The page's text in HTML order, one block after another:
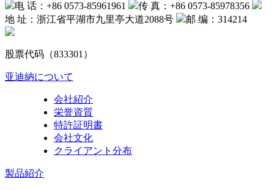
电 话：+86 0573-85961961
传 真：+86 0573-85978356
地 址：浙江省平湖市九里亭大道2088号
邮 编：314214
股票代码（833301）
亚迪納について
会社紹介
栄誉資質
特許証明書
会社文化
クライアント分布
製品紹介